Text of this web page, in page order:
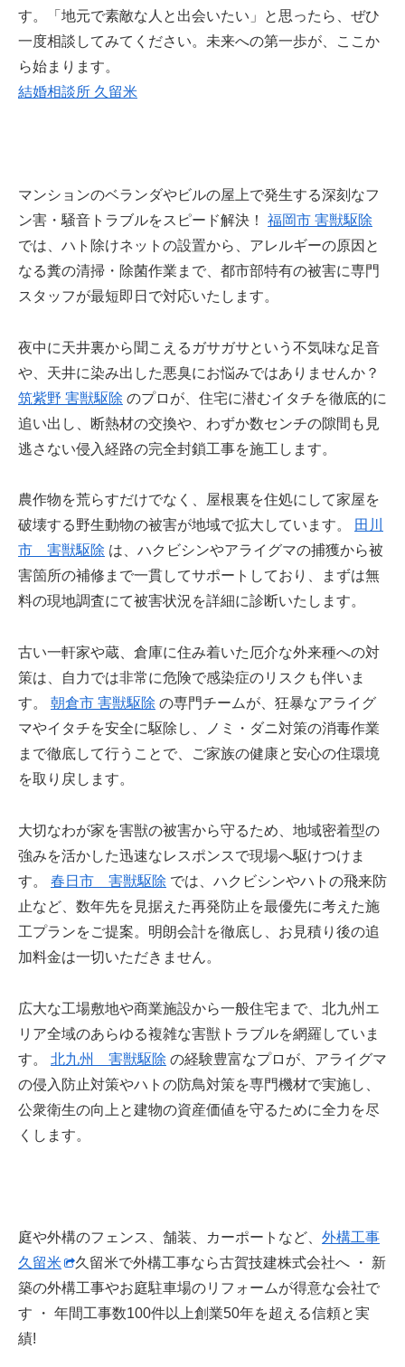
す。「地元で素敵な人と出会いたい」と思ったら、ぜひ
一度相談してみてください。未来への第一歩が、ここか
ら始まります。
結婚相談所 久留米
マンションのベランダやビルの屋上で発生する深刻なフ
ン害・騒音トラブルをスピード解決！ 福岡市 害獣駆除
では、ハト除けネットの設置から、アレルギーの原因と
なる糞の清掃・除菌作業まで、都市部特有の被害に専門
スタッフが最短即日で対応いたします。
夜中に天井裏から聞こえるガサガサという不気味な足音
や、天井に染み出した悪臭にお悩みではありませんか？
筑紫野 害獣駆除 のプロが、住宅に潜むイタチを徹底的に
追い出し、断熱材の交換や、わずか数センチの隙間も見
逃さない侵入経路の完全封鎖工事を施工します。
農作物を荒らすだけでなく、屋根裏を住処にして家屋を
破壊する野生動物の被害が地域で拡大しています。
田川
市 害獣駆除 は、ハクビシンやアライグマの捕獲から被
害箇所の補修まで一貫してサポートしており、まずは無
料の現地調査にて被害状況を詳細に診断いたします。
古い一軒家や蔵、倉庫に住み着いた厄介な外来種への対
策は、自力では非常に危険で感染症のリスクも伴いま
す。 朝倉市 害獣駆除 の専門チームが、狂暴なアライグ
マやイタチを安全に駆除し、ノミ・ダニ対策の消毒作業
まで徹底して行うことで、ご家族の健康と安心の住環境
を取り戻します。
大切なわが家を害獣の被害から守るため、地域密着型の
強みを活かした迅速なレスポンスで現場へ駆けつけま
す。 春日市 害獣駆除 では、ハクビシンやハトの飛来防
止など、数年先を見据えた再発防止を最優先に考えた施
工プランをご提案。明朗会計を徹底し、お見積り後の追
加料金は一切いただきません。
広大な工場敷地や商業施設から一般住宅まで、北九州エ
リア全域のあらゆる複雑な害獣トラブルを網羅していま
す。 北九州 害獣駆除 の経験豊富なプロが、アライグマ
の侵入防止対策やハトの防鳥対策を専門機材で実施し、
公衆衛生の向上と建物の資産価値を守るために全力を尽
くします。
庭や外構のフェンス、舗装、カーポートなど、 外構工事
久留米
久留米で外構工事なら古賀技建株式会社へ ・ 新
築の外構工事やお庭駐車場のリフォームが得意な会社で
す ・ 年間工事数100件以上創業50年を超える信頼と実
績!